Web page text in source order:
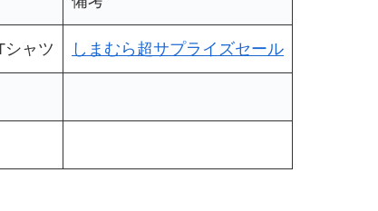
シャツ しまむら超サプライズセール